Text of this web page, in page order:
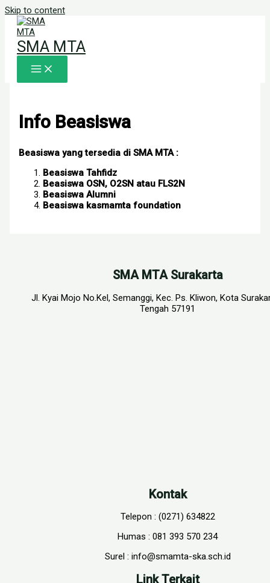
Skip to content
SMA MTA
Info Beasiswa
Beasiswa yang tersedia di SMA MTA :
Beasiswa Tahfidz
Beasiswa OSN, O2SN atau FLS2N
Beasiswa Alumni
Beasiswa kasmamta foundation
SMA MTA Surakarta
Jl. Kyai Mojo No.Kel, Semanggi, Kec. Ps. Kliwon, Kota
Tengah 57191
Kontak
Telepon : (0271) 634822
Humas : 081 393 570 234
Surel : info@smamta-ska.sch.id
Link Terkait